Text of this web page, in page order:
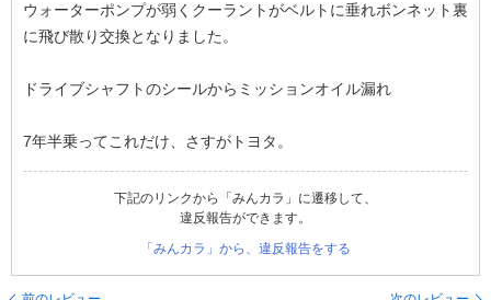
ウォーターポンプが弱くクーラントがベルトに垂れボンネット裏
に飛び散り交換となりました。
ドライブシャフトのシールからミッションオイル漏れ
7年半乗ってこれだけ、さすがトヨタ。
下記のリンクから「みんカラ」に遷移して、
違反報告ができます。
「みんカラ」から、違反報告をする